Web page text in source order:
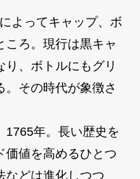
よってキャップ、ボ
ころ。現行は黒キャ
り、ボトルにもグリ
。その時代が象徴さ
1765年。長い歴史を
価値を高めるひとつ
などは進化しつつ